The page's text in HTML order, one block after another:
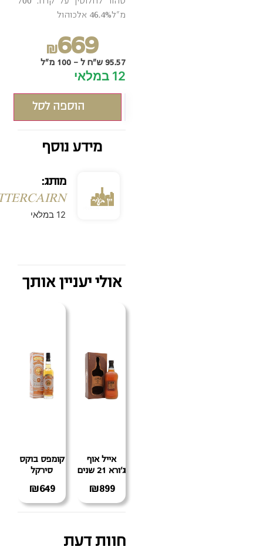
₪669
95.57 ש"ח ל - 100 מ"ל
הוספה לסל
מידע נוסף
מותג:
FETTERCAIRN
אולי יעניין אותך
אייל אוף
ג'ורא 21 שנים
₪
קומפס בוקס
סירקל
₪
חוות דעת